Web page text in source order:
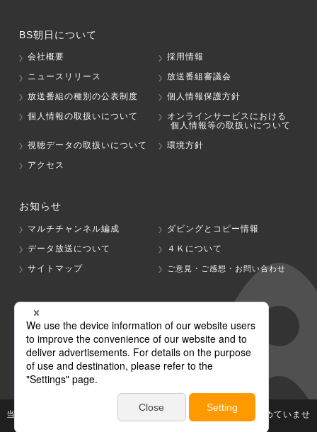
BS朝日について
会社概要
採用情報
ニュースリリース
放送番組審議会
放送番組の種別の公表制度
個人情報保護方針
個人情報の取扱いについて
オンラインサービスにおける
個人情報等の取扱いについて
視聴データの取扱いについて
環境方針
アクセス
お知らせ
マルチチャンネル編成
ダビングとコピー情報
データ放送について
４Ｋについて
サイトマップ
ご意見・ご感想・お問い合わせ
グループ会社
テレビ朝日 テレ朝チャンネル
当社が著作権、著作隣接権を有する放送番組等の無断利用は認めていませ
ん。